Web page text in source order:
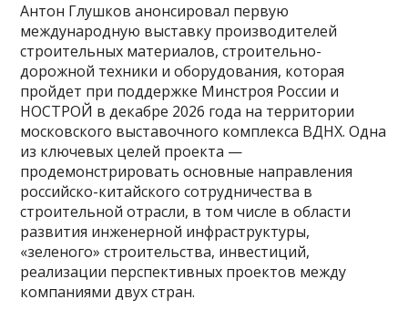
Антон Глушков анонсировал первую
международную выставку производителей
строительных материалов, строительно-
дорожной техники и оборудования, которая
пройдет при поддержке Минстроя России и
НОСТРОЙ в декабре 2026 года на территории
московского выставочного комплекса ВДНХ. Одна
из ключевых целей проекта —
продемонстрировать основные направления
российско-китайского сотрудничества в
строительной отрасли, в том числе в области
развития инженерной инфраструктуры,
«зеленого» строительства, инвестиций,
реализации перспективных проектов между
компаниями двух стран.